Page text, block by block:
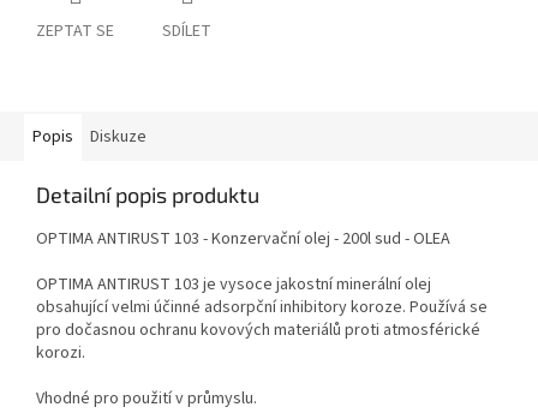
ZEPTAT SE SDÍLET
Popis Diskuze
Detailní popis produktu
OPTIMA ANTIRUST 103 - Konzervační olej - 200l sud - OLEA
OPTIMA ANTIRUST 103 je vysoce jakostní minerální olej
obsahující velmi účinné adsorpční inhibitory koroze. Používá se
pro dočasnou ochranu kovových materiálů proti atmosférické
korozi.
Vhodné pro použití v průmyslu.